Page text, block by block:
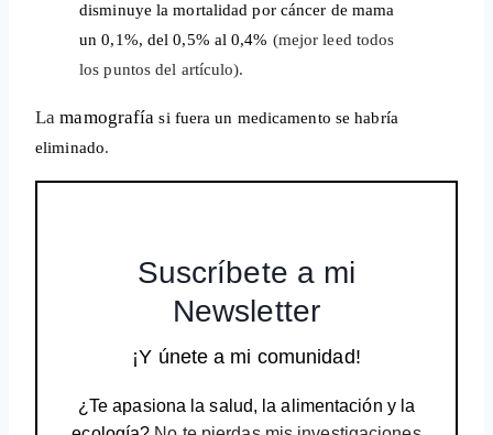
disminuye la mortalidad por cáncer de mama
un 0,1%, del 0,5% al 0,4% (mejor leed todos
los puntos del artículo).
Lamamografíasi fuera un medicamento se habría
eliminado.
Suscríbete a mi
Newsletter
¡Y únete a mi comunidad!
¿Te apasiona la salud, la alimentación y la